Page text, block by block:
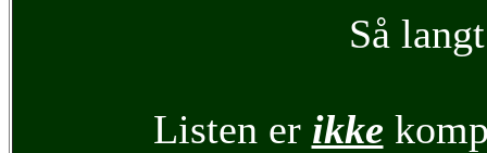
Så
Listen er ikke